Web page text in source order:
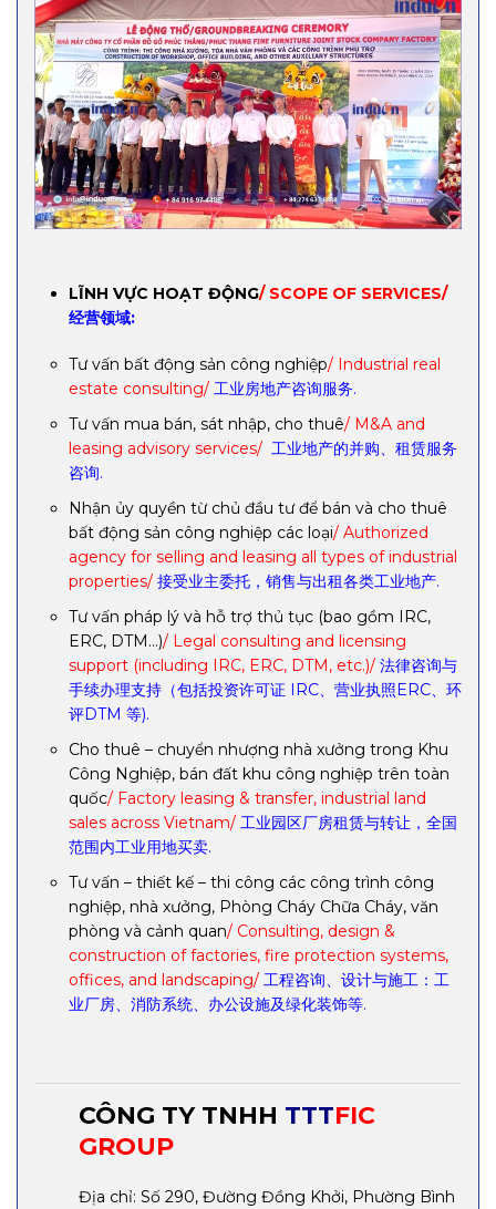
LĨNH VỰC HOẠT ĐỘNG/ SCOPE OF SERVICES/
经营领域:
Tư vấn bất động sản công nghiệp/ Industrial real
estate consulting/ 工业房地产咨询服务.
Tư vấn mua bán, sát nhập, cho thuê/ M&A and
leasing advisory services/ 工业地产的并购、租赁服务
咨询.
Nhận ủy quyền từ chủ đầu tư để bán và cho thuê
bất động sản công nghiệp các loại/ Authorized
agency for selling and leasing all types of industrial
properties/ 接受业主委托，销售与出租各类工业地产.
Tư vấn pháp lý và hỗ trợ thủ tục (bao gồm IRC,
ERC, DTM…)/ Legal consulting and licensing
support (including IRC, ERC, DTM, etc.)/ 法律咨询与
手续办理支持（包括投资许可证 IRC、营业执照ERC、环
评DTM 等).
Cho thuê – chuyển nhượng nhà xưởng trong Khu
Công Nghiệp, bán đất khu công nghiệp trên toàn
quốc/ Factory leasing & transfer, industrial land
sales across Vietnam/ 工业园区厂房租赁与转让，全国
范围内工业用地买卖.
Tư vấn – thiết kế – thi công các công trình công
nghiệp, nhà xưởng, Phòng Cháy Chữa Cháy, văn
phòng và cảnh quan/ Consulting, design &
construction of factories, fire protection systems,
offices, and landscaping/ 工程咨询、设计与施工：工
业厂房、消防系统、办公设施及绿化装饰等.
CÔNG TY TNHH TTTFIC
GROUP
Địa chỉ: Số 290, Đường Đồng Khởi, Phường Bình